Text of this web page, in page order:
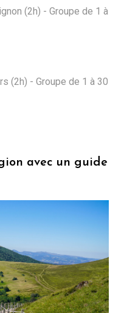
(2h) - Groupe de 1 à
(2h) - Groupe de 1 à 30
avec un guide